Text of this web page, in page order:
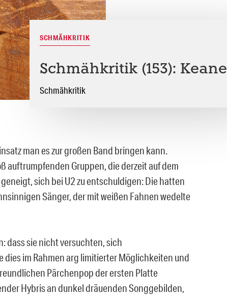
SCHMÄHKRITIK
Schmähkritik (153): Keane
Schmähkritik
man es zur großen Band bringen kann.
auftrumpfenden Gruppen, die derzeit auf dem
sich bei U2 zu entschuldigen: Die hatten
Sänger, der mit weißen Fahnen wedelte
dass sie nicht versuchten, sich
im Rahmen arg limitierter Möglichkeiten und
Pärchenpop der ersten Platte
Hybris an dunkel dräuenden Songgebilden,